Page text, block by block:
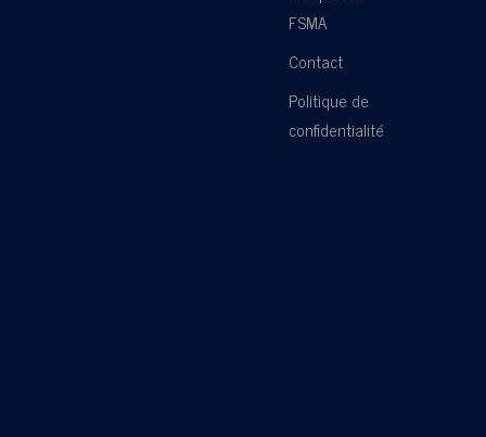
FSMA
Contact
Politique de
confidentialité